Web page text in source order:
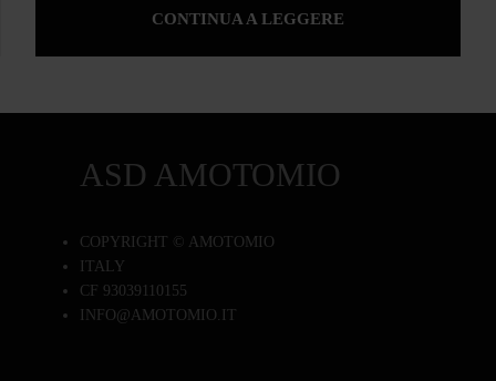
CONTINUA A LEGGERE
ASD AMOTOMIO
COPYRIGHT © AMOTOMIO
ITALY
CF 93039110155
INFO@AMOTOMIO.IT